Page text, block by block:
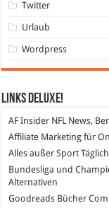
Twitter
Urlaub
Wordpress
Links DeLuXe!
AF Insider NFL News,
Affiliate Marketing für
Alles außer Sport
Bundesliga und
Alternativen
Goodreads Bücher